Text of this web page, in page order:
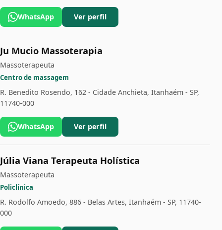
WhatsApp Ver perfil
Ju Mucio Massoterapia
Massoterapeuta
Centro de massagem
R. Benedito Rosendo, 162 - Cidade Anchieta, Itanhaém - SP,
11740-000
WhatsApp Ver perfil
Júlia Viana Terapeuta Holística
Massoterapeuta
Policlínica
R. Rodolfo Amoedo, 886 - Belas Artes, Itanhaém - SP, 11740-
000